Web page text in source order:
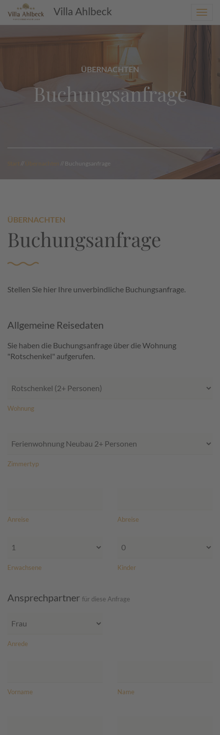
Villa Ahlbeck
ÜBERNACHTEN
Buchungsanfrage
// Übernachten // Buchungsanfrage
ÜBERNACHTEN
Buchungsanfrage
Stellen Sie hier Ihre unverbindliche Buchungsanfrage.
Allgemeine Reisedaten
Sie haben die Buchungsanfrage über die Wohnung
"Rotschenkel" aufgerufen.
Wohnung
Zimmertyp
Anreise Abreise
Erwachsene Kinder
Ansprechpartner für diese Anfrage
Anrede
Vorname Name